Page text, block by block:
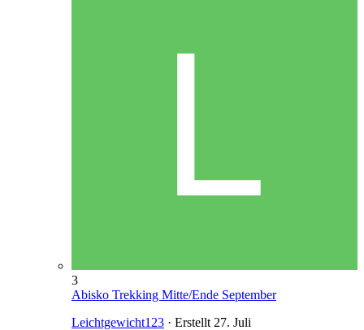
3
Abisko Trekking Mitte/Ende September
Leichtgewicht123 · Erstellt 27. Juli